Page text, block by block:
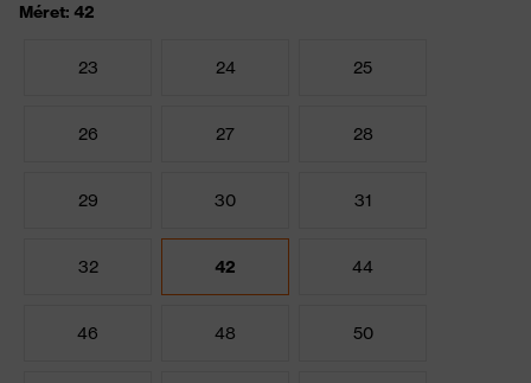
Méret: 42
23 24 25
26 27 28
29 30 31
32 42 44
46 48 50